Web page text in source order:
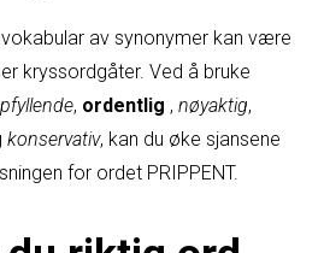
av synonymer kan være
kryssordgåter. Ved å bruke
, ordentlig , nøyaktig,
konservativ, kan du øke sjansene
for ordet PRIPPENT.